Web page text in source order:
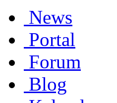
News
Portal
Forum
Blog